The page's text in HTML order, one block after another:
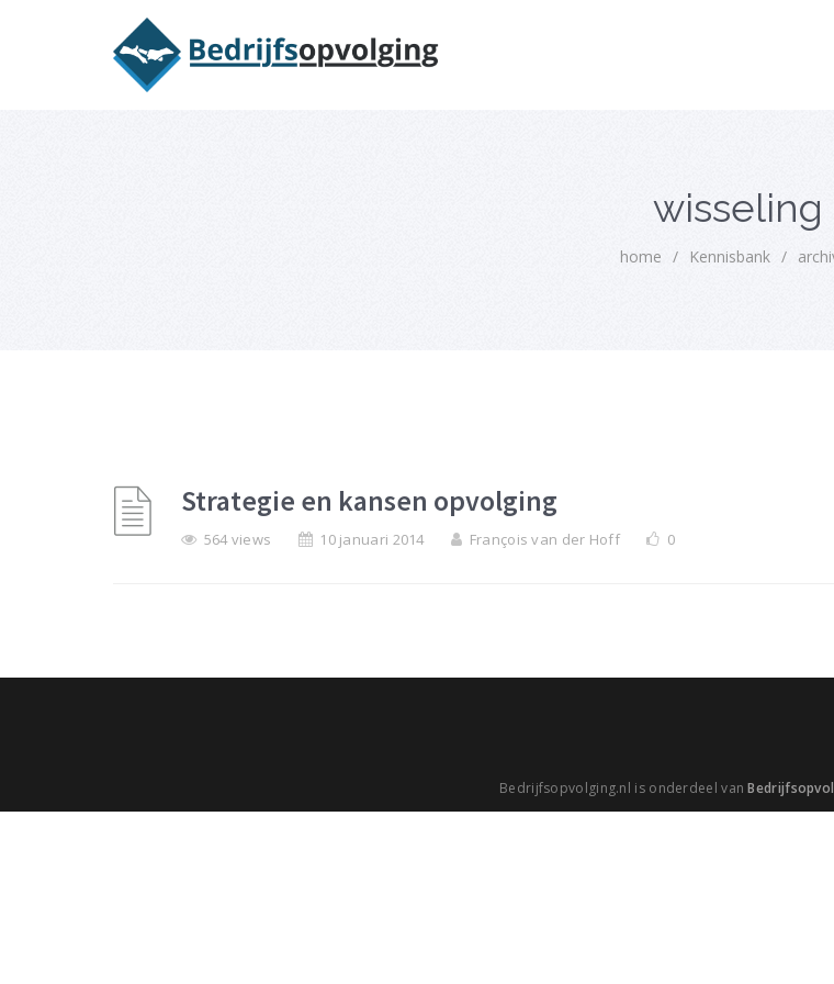
wisseling
home / Kennisbank /
Strategie en kansen opvolging
564 views 10 januari 2014 François van der Hoff 0
Bedrijfsopvolging.nl is onderdeel van
Oriëntatiememo bedrijfsopvolging voor fiscaal